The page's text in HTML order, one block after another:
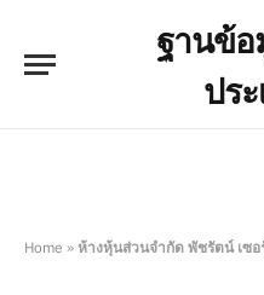
ฐานข้
ปร
Home » ห้างหุ้นส่วนจำกัด พัชรัตน์ เซอ